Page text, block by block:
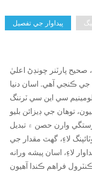
پيداوار جي تفصيل
پارٽنر چونڊڻ اعليٰ
ڪنجي آهي. اسان دنيا
سي اين سي ٽرننگ
توهان جي ڊيزائن بليو
وارن حصن ۾ تبديل
لاءِ، گهٽ مقدار جي
لاءِ، اسان پيشه ورانه